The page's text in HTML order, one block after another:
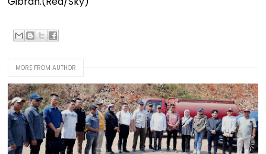
MORE FROM AUTHOR